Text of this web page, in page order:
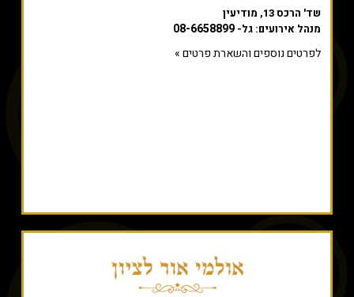
שד' הרכס 13, מודיעין
מנהל אירועים: גל- 08-6658899
לפרטים נוספים והשארת פרטים »